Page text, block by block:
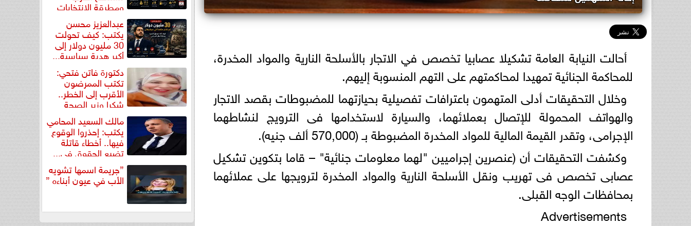
أحالت النيابة العامة تشكيلا عصابيا تخصص في الاتجار بالأسلحة النارية والمواد المخدرة،
للمحاكمة الجنائية تمهيدا لمحاكمتهم على التهم المنسوبة إليهم.
وخلال التحقيقات أدلى المتهمون باعترافات تفصيلية بحيازتهما للمضبوطات بقصد الاتجار
والهواتف المحمولة للإتصال بعملائهما، والسيارة لاستخدامها فى الترويج لنشاطهما
الإجرامى، وتقدر القيمة المالية للمواد المخدرة المضبوطة بـ (570,000 ألف جنيه).
وكشفت التحقيقات أن (عنصرين إجراميين "لهما معلومات جنائية" – قاما بتكوين تشكيل
عصابى تخصص فى تهريب ونقل الأسلحة النارية والمواد المخدرة لترويجها على عملائهما
بمحافظات الوجه القبلى.
Advertisements
ومطرقة الانتخابات
عبدالعزيز محسن
يكتب: كيف تحولت
30 مليون دولار إلى
أكبر هدية سياسية...
دكتورة فاتن فتحي:
تكتب الممرضون
الأقرب إلى الخطر..
شكرا وزير الصحة
لتكريم... مالك السعيد المحامي
يكتب: إحذروا الوقوع
فيها.. أخطاء قاتلة
تضيع الحقوق في...
”جريمة اسمها تشويه
الأب في عيون أبناءه ”